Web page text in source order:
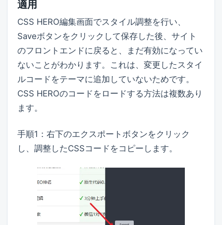
適用
CSS HERO編集画面でスタイル調整を行い、
Saveボタンをクリックして保存した後、サイト
のフロントエンドに戻ると、まだ有効になってい
ないことがわかります。これは、変更したスタイ
ルコードをテーマに追加していないためです。
CSS HEROのコードをロードする方法は複数あり
ます。
手順1：右下のエクスポートボタンをクリック
し、調整したCSSコードをコピーします。